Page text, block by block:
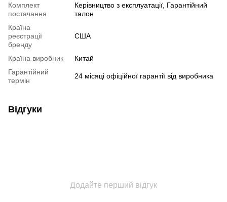
Комплект
постачання
Керівництво з експлуатації, Гарантійний
талон
Країна
реєстрації
бренду
США
Країна виробник
Китай
Гарантійний
термін
24 місяці офіційної гарантії від виробника
Відгуки
Додайте перший відгук